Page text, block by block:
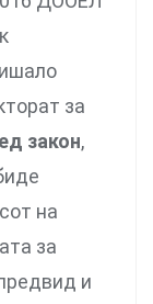
за
закон,
на
за
и